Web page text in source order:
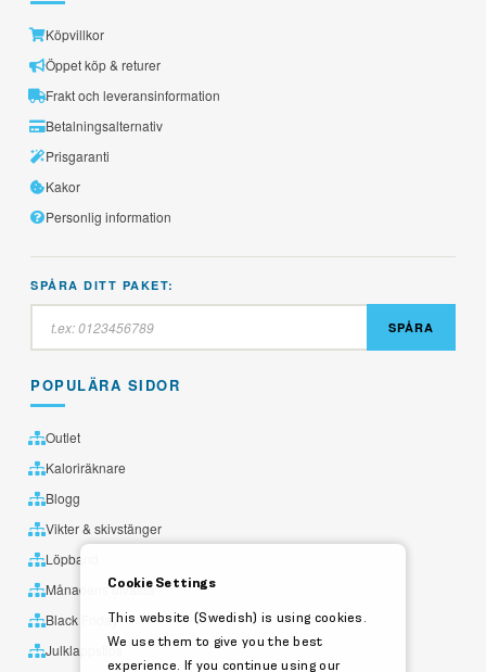
Köpvillkor
Öppet köp & returer
Frakt och leveransinformation
Betalningsalternativ
Prisgaranti
Kakor
Personlig information
SPÅRA DITT PAKET:
SPÅRA
POPULÄRA SIDOR
Outlet
Kaloriräknare
Blogg
Vikter & skivstänger
Löpband
Månadens utvalda
Black Friday
Julklappstips
Cookie Settings
This website (Swedish) is using cookies.
We use them to give you the best
experience. If you continue using our